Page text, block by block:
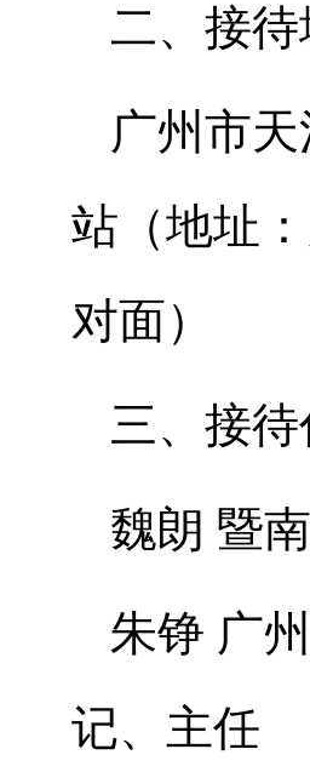
二、接待
广州市
站（地址
对面）
三、接
魏朗 暨
朱铮 广
记、主任